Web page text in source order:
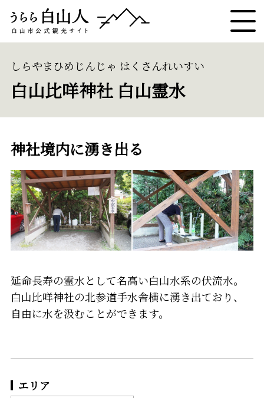
白山比咩神社 白山霊水
しらやまひめじんじゃ はくさんれいすい
神社境内に湧き出る
延命長寿の霊水として名高い白山水系の伏流水。
白山比咩神社の北参道手水舎横に湧き出ており、
自由に水を汲むことができます。
エリア